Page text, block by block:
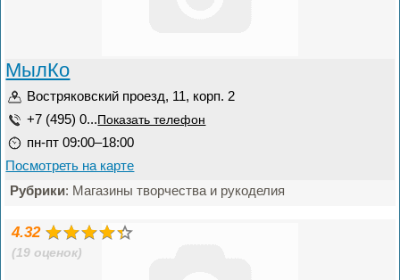
МылКо
Востряковский проезд, 11, корп. 2
+7 (495) 0... Показать телефон
пн-пт 09:00–18:00
Посмотреть на карте
Рубрики: Магазины творчества и рукоделия
4.32
(19 оценок)